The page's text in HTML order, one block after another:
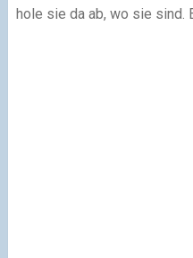
hole sie da ab, wo sie sind.